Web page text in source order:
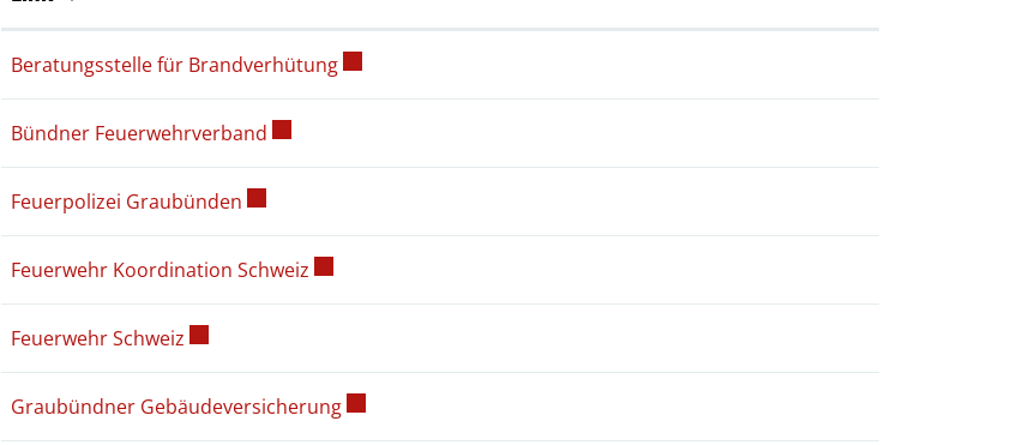
Beratungsstelle für BrandverhütungExterner Link wird in einem neuen Fenster geöffnet.
Bündner Feuerwehrverband
Feuerpolizei Graubünden
Feuerwehr Koordination Schweiz
Feuerwehr Schweiz
Graubündner GebäudeversicherungExterner Link wird in einem neuen Fenster geöffnet.